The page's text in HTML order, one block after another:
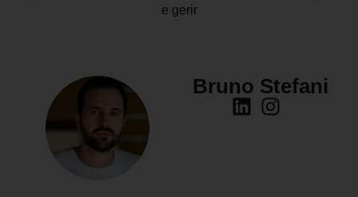
e gerir
Bruno Stefani